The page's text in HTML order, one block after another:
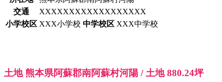
交通
XXXXXXXXXXXXXXXXXX
小学校区 XXX小学校 中学校区 XXX中学校
土地 熊本県阿蘇郡南阿蘇村河陽 / 土地 880.24坪